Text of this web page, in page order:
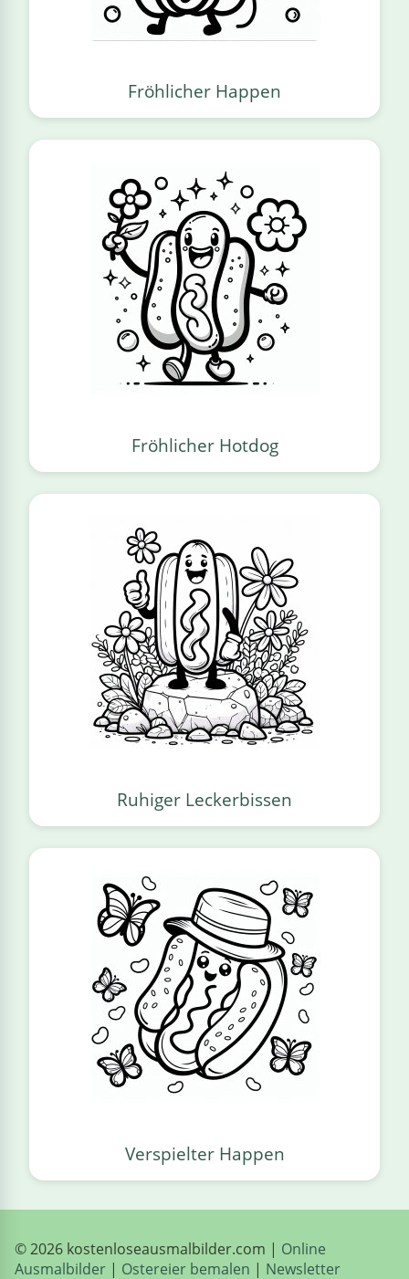
Fröhlicher Happen
Fröhlicher Hotdog
Ruhiger Leckerbissen
Verspielter Happen
© 2026 kostenloseausmalbilder.com | Online
Ausmalbilder | Ostereier bemalen | Newsletter